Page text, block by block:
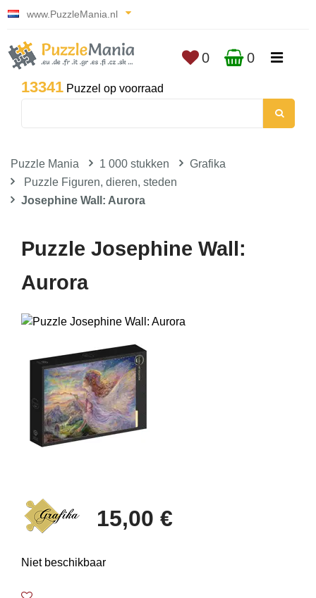
www.PuzzleMania.nl
13341 Puzzel op voorraad
0 0
Puzzle Mania 1 000 stukken
Grafika
Puzzle Figuren, dieren, steden
Josephine Wall: Aurora
Puzzle Josephine Wall:
Aurora
15,00 €
Niet beschikbaar